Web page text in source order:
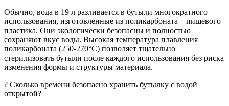
Обычно, вода в 19 л разливается в бутыли многократного
использования, изготовленные из поликарбоната – пищевого
пластика. Они экологически безопасны и полностью
сохраняют вкус воды. Высокая температура плавления
поликарбоната (250-270°C) позволяет тщательно
стерилизовать бутыли после каждого использования без риска
изменения формы и структуры материала.
? Сколько времени безопасно хранить бутылку c водой
открытой?